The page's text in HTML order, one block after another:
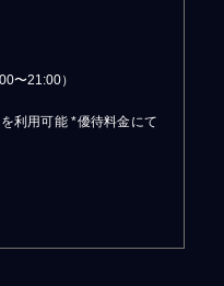
〜21:00）
利用可能 *優待料金にて